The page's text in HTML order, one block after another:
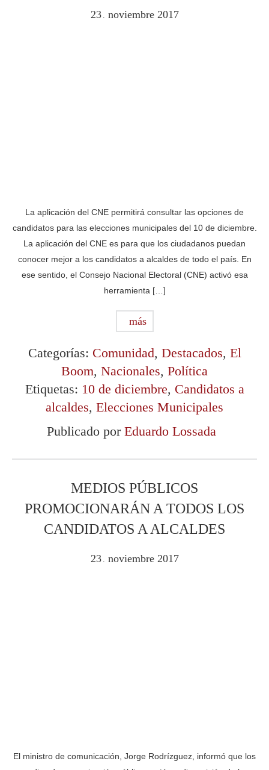
23 . noviembre 2017
La aplicación del CNE permitirá consultar las opciones de
candidatos para las elecciones municipales del 10 de diciembre.
La aplicación del CNE es para que los ciudadanos puedan
conocer mejor a los candidatos a alcaldes de todo el país. En
ese sentido, el Consejo Nacional Electoral (CNE) activó esa
herramienta […]
más
Categorías: Comunidad, Destacados, El
Boom, Nacionales, Política
Etiquetas: 10 de diciembre, Candidatos a
alcaldes, Elecciones Municipales
Publicado por Eduardo Lossada
MEDIOS PÚBLICOS
PROMOCIONARÁN A TODOS LOS
CANDIDATOS A ALCALDES
23 . noviembre 2017
El ministro de comunicación, Jorge Rodrízguez, informó que los